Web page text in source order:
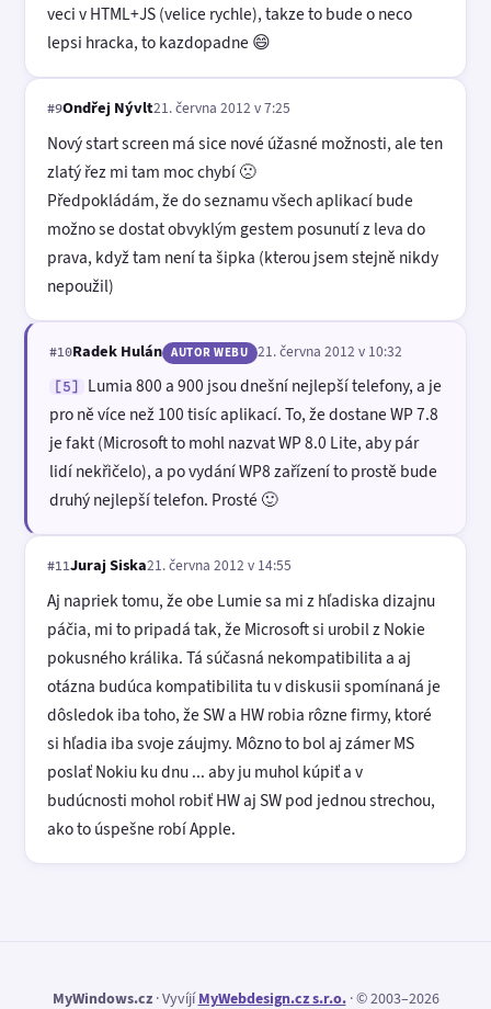
veci v HTML+JS (velice rychle), takze to bude o neco
lepsi hracka, to kazdopadne 😄
#9Ondřej Nývlt21. června 2012 v 7:25
Nový start screen má sice nové úžasné možnosti, ale ten
zlatý řez mi tam moc chybí 🙁
Předpokládám, že do seznamu všech aplikací bude
možno se dostat obvyklým gestem posunutí z leva do
prava, když tam není ta šipka (kterou jsem stejně nikdy
nepoužil)
#10Radek Hulán AUTOR WEBU 21. června 2012 v 10:32
[5]
Lumia 800 a 900 jsou dnešní nejlepší telefony, a je
pro ně více než 100 tisíc aplikací. To, že dostane WP 7.8
je fakt (Microsoft to mohl nazvat WP 8.0 Lite, aby pár
lidí nekřičelo), a po vydání WP8 zařízení to prostě bude
druhý nejlepší telefon. Prosté 🙂
#11Juraj Siska21. června 2012 v 14:55
Aj napriek tomu, že obe Lumie sa mi z hľadiska dizajnu
páčia, mi to pripadá tak, že Microsoft si urobil z Nokie
pokusného králika. Tá súčasná nekompatibilita a aj
otázna budúca kompatibilita tu v diskusii spomínaná je
dôsledok iba toho, že SW a HW robia rôzne firmy, ktoré
si hľadia iba svoje záujmy. Môzno to bol aj zámer MS
poslať Nokiu ku dnu ... aby ju muhol kúpiť a v
budúcnosti mohol robiť HW aj SW pod jednou strechou,
ako to úspešne robí Apple.
MyWindows.cz· VyvíjíMyWebdesign.cz s.r.o.· © 2003–2026